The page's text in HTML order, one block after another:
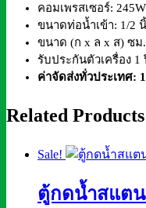
ก๊อก
Maxcool
quantity
คอมเพรสเซอร์:
ขนาดท่อน้ำเข้า: 1/2
ขนาด (ก x ล x ส) ซม.
รับประกันตัวเครื่อง
ค่าจัดส่งทั่วประเทศ:
Related Products
Sale!
ตู้กดน้ำสแตน